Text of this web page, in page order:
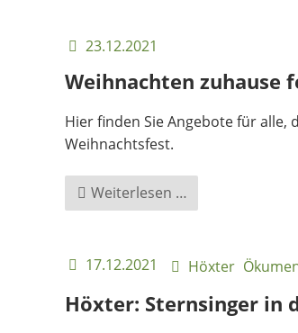
23.12.2021
Weihnachten zuhause
Hier finden Sie Angebote für alle,
Weihnachtsfest.
Weiterlesen …
zuhause
17.12.2021
Höxter
Höxter: Sternsinger in